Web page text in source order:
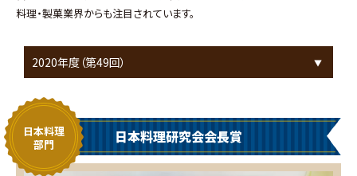
料理・製菓業界からも注目されています。
日本料理
部門
日本料理研究会会長賞